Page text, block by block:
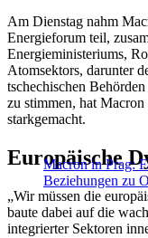
Am Dienstag nahm
Energieforum teil,
Energieministeriums,
Atomsektors, darunter
tschechischen
zu stimmen, hat
starkgemacht.
Macron in Prag:
Beziehungen zu
Europäische
„Wir müssen die
baute dabei auf die
integrierter Sektoren